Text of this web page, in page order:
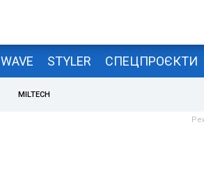
WAVE STYLER СПЕЦПРОЄКТИ
MILTECH